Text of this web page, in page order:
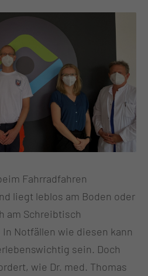
Fahrradfahren
liegt leblos am Boden oder
am Schreibtisch
Notfällen wie diesen kann
sein. Doch
wie Dr. med. Thomas